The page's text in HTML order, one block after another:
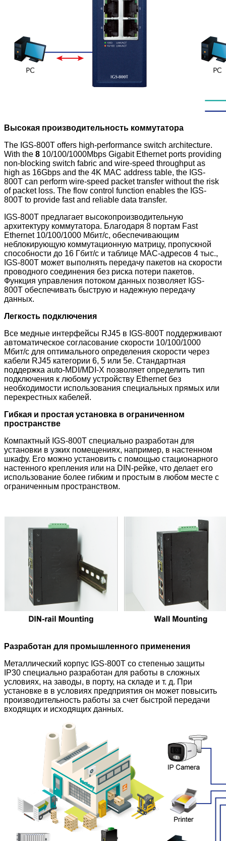
Высокая производительность коммутатора
The IGS-800T offers high-performance switch architecture.
With the 8 10/100/1000Mbps Gigabit Ethernet ports providing
non-blocking switch fabric and wire-speed throughput as
high as 16Gbps and the 4K MAC address table, the IGS-
800T can perform wire-speed packet transfer without the risk
of packet loss. The flow control function enables the IGS-
800T to provide fast and reliable data transfer.
IGS-800T предлагает высокопроизводительную
архитектуру коммутатора. Благодаря 8 портам Fast
Ethernet 10/100/1000 Мбит/с, обеспечивающим
неблокирующую коммутационную матрицу, пропускной
способности до 16 Гбит/с и таблице MAC-адресов 4 тыс.,
IGS-800T может выполнять передачу пакетов на скорости
проводного соединения без риска потери пакетов.
Функция управления потоком данных позволяет IGS-
800T обеспечивать быструю и надежную передачу
данных.
Легкость подключения
Все медные интерфейсы RJ45 в IGS-800T поддерживают
автоматическое согласование скорости 10/100/1000
Мбит/с для оптимального определения скорости через
кабели RJ45 категории 6, 5 или 5e. Стандартная
поддержка auto-MDI/MDI-X позволяет определить тип
подключения к любому устройству Ethernet без
необходимости использования специальных прямых или
перекрестных кабелей.
Гибкая и простая установка в ограниченном
пространстве
Компактный IGS-800T специально разработан для
установки в узких помещениях, например, в настенном
шкафу. Его можно установить с помощью стационарного
настенного крепления или на DIN-рейке, что делает его
использование более гибким и простым в любом месте с
ограниченным пространством.
Разработан для промышленного применения
Металлический корпус IGS-800T со степенью защиты
IP30 специально разработан для работы в сложных
условиях, на заводы, в порту, на складе и т. д. При
установке в в условиях предприятия он может повысить
производительность работы за счет быстрой передачи
входящих и исходящих данных.